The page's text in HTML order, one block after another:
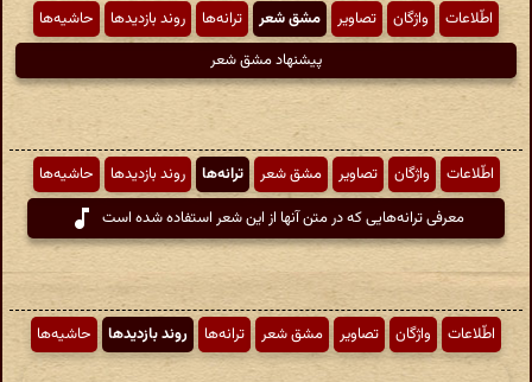
اطّلاعات واژگان تصاویر مشق شعر ترانه‌ها روند بازدیدها
حاشیه‌ها
پیشنهاد مشق شعر
اطّلاعات واژگان تصاویر مشق شعر ترانه‌ها روند بازدیدها
حاشیه‌ها
معرفی ترانه‌هایی که در متن آنها از این شعر استفاده شده است
اطّلاعات واژگان تصاویر مشق شعر ترانه‌ها روند بازدیدها حاشیه‌ها